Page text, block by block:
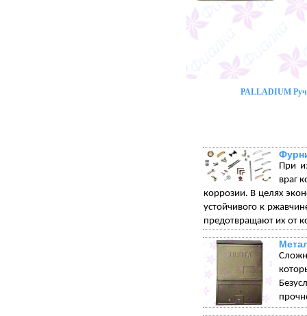
PALLADIUM
При
враг
коррозии. В целях
устойчивого к
предотвращают их от